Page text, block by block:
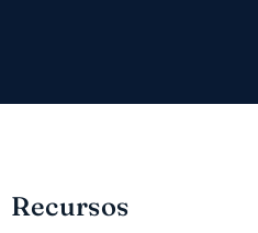
Recursos